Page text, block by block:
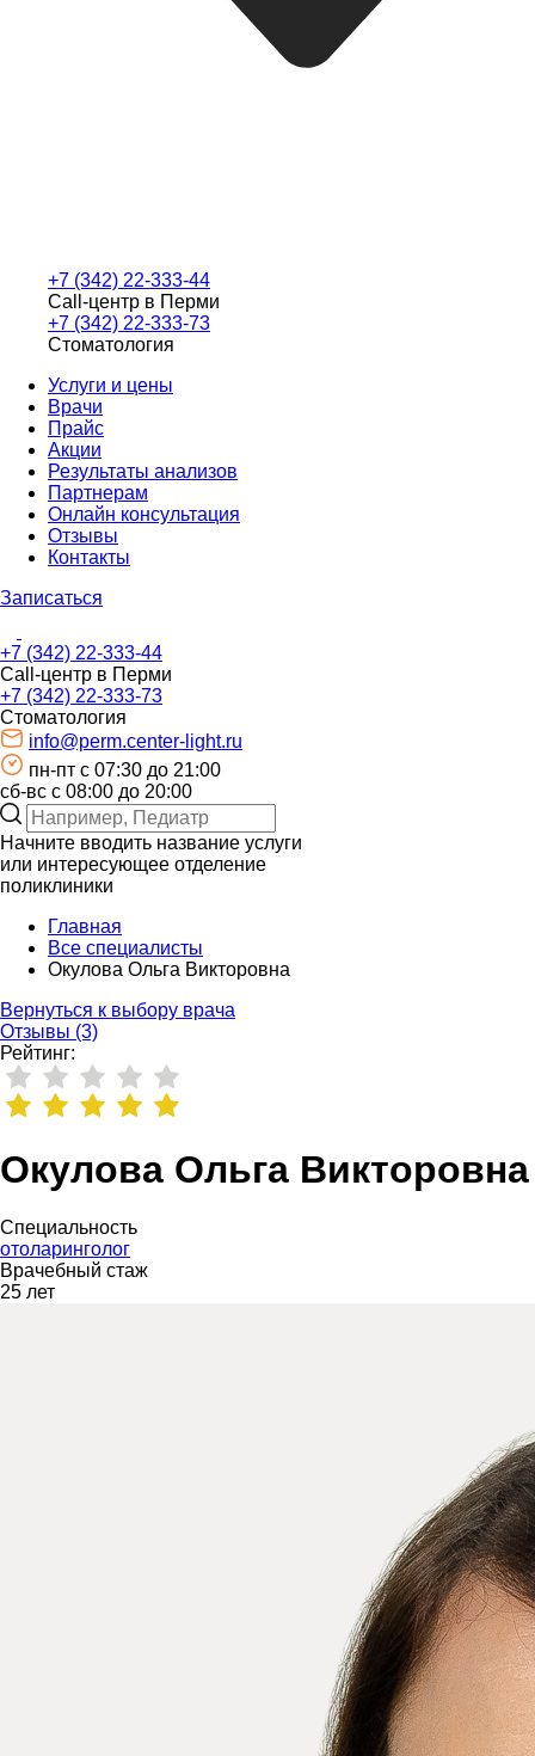
+7 (342) 22-333-44
Call-центр в Перми
+7 (342) 22-333-73
Стоматология
Услуги и цены
Врачи
Прайс
Акции
Результаты анализов
Партнерам
Онлайн консультация
Отзывы
Контакты
Записаться
+7 (342) 22-333-44
Call-центр в Перми
+7 (342) 22-333-73
Стоматология
info@perm.center-light.ru
пн-пт c 07:30 до 21:00
сб-вс с 08:00 до 20:00
Начните вводить название услуги
или интересующее отделение
поликлиники
Главная
Все специалисты
Окулова Ольга Викторовна
Вернуться к выбору врача
Отзывы (3)
Рейтинг:
Окулова Ольга Викторовна
Специальность
отоларинголог
Врачебный стаж
25 лет